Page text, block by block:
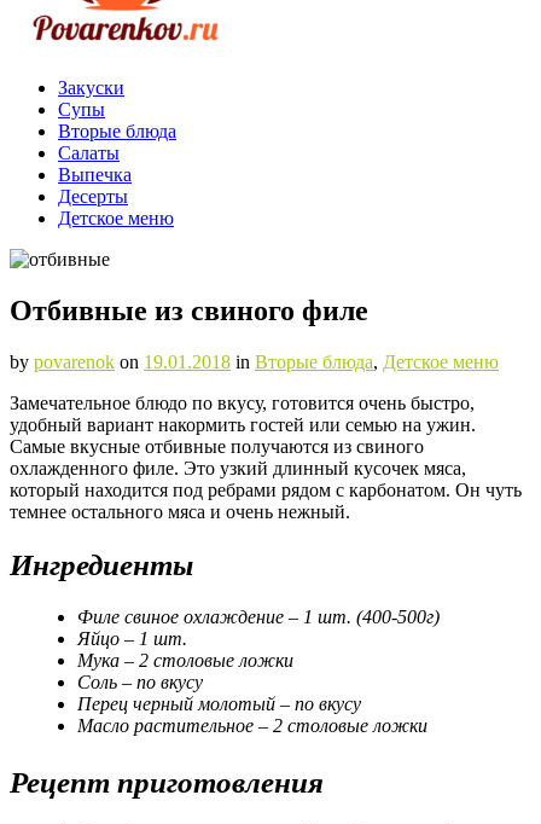
Povarenkov.ru
Вкусные и простые рецепты!
Закуски
Супы
Вторые блюда
Салаты
Выпечка
Десерты
Детское меню
Отбивные из свиного филе
by povarenok on 19.01.2018 in Вторые блюда, Детское меню
Замечательное блюдо по вкусу, готовится очень быстро,
удобный вариант накормить гостей или семью на ужин.
Самые вкусные отбивные получаются из свиного
охлажденного филе. Это узкий длинный кусочек мяса,
который находится под ребрами рядом с карбонатом. Он чуть
темнее остального мяса и очень нежный.
Ингредиенты
Филе свиное охлаждение – 1 шт. (400-500г)
Яйцо – 1 шт.
Мука – 2 столовые ложки
Соль – по вкусу
Перец черный молотый – по вкусу
Масло растительное – 2 столовые ложки
Рецепт приготовления